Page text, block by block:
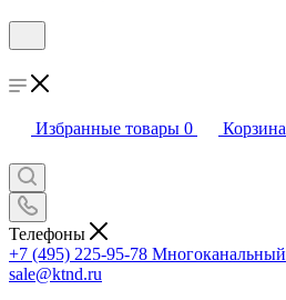
Избранные товары 0 Корзина
Телефоны
+7 (495) 225-95-78 Многоканальный
sale@ktnd.ru